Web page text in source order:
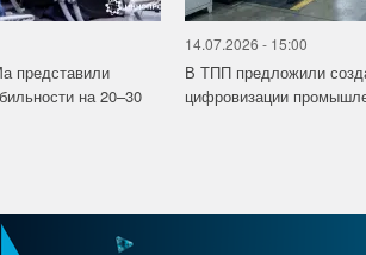
представили
на 20–30
14.07.2026 - 15:00
В ТПП предложили
цифровизации